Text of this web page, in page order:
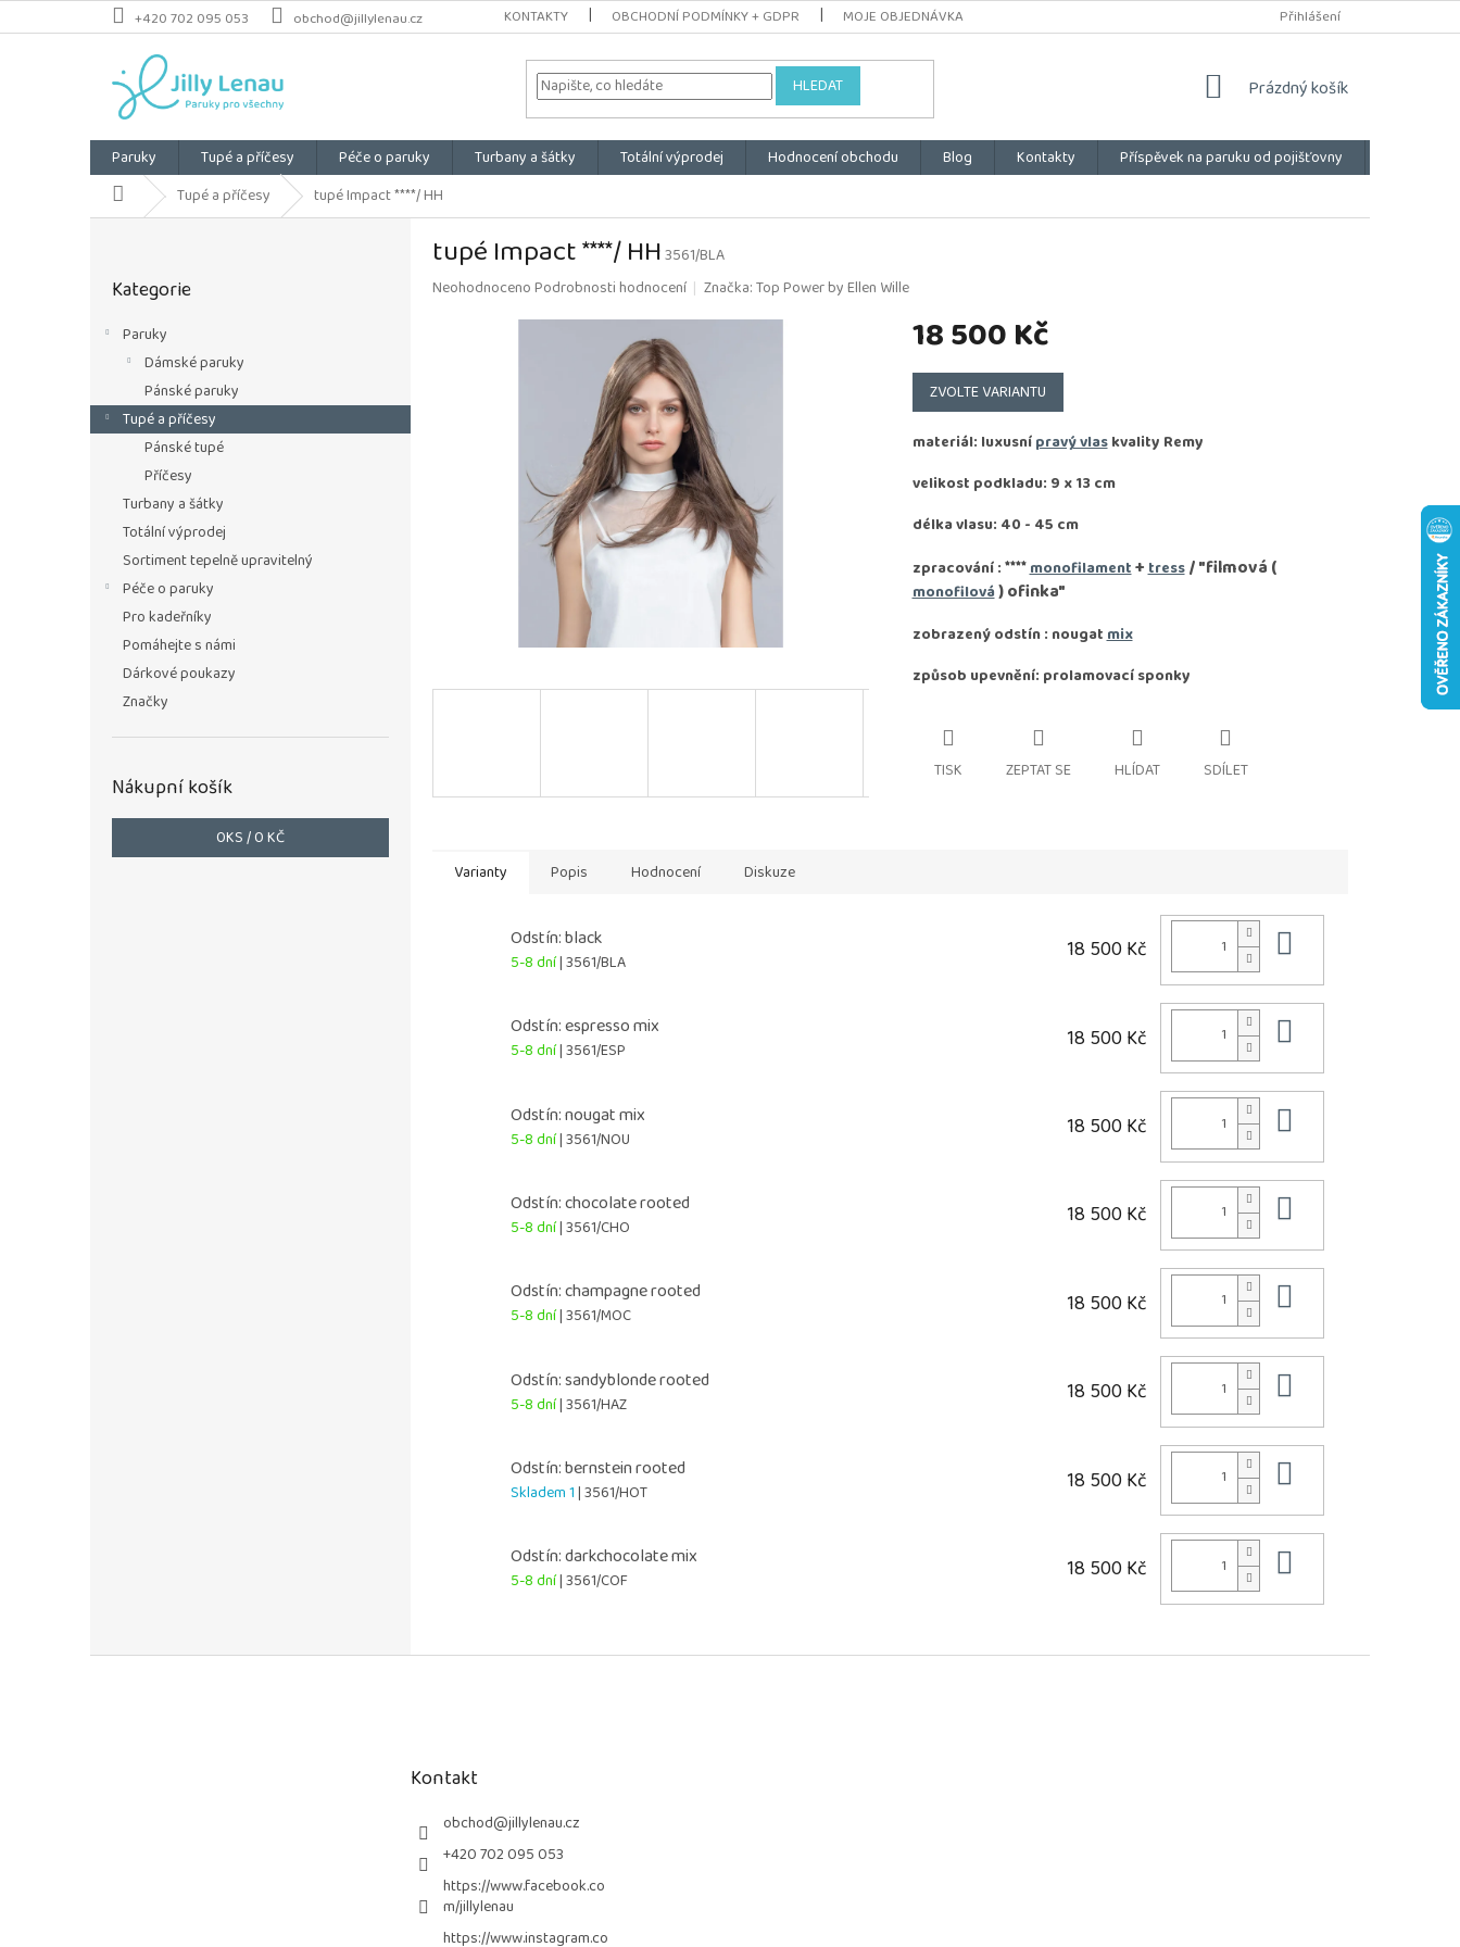
Přejít
na
+420 702 095 053 obchod@jillylenau.cz KONTAKTY OBCHODNÍ PODMÍNKY + GDPR MOJE OBJEDNÁVKA Přihlášení
HLEDAT
NÁKUPNÍ
Prázdný košík
Paruky Tupé a příčesy Péče o paruky Turbany a šátky Totální výprodej Hodnocení obchodu Blog Kontakty Příspěvek na paruku od pojišťovny
Domů Tupé a příčesy tupé Impact ****/ HH
P
n
p
kategorie
Kategorie
Paruky
Dámské paruky
Pánské paruky
Tupé a příčesy
Pánské tupé
Příčesy
Turbany a šátky
Totální výprodej
Sortiment tepelně upravitelný
Péče o paruky
Pro kadeřníky
Pomáhejte s námi
Dárkové poukazy
Značky
Nákupní košík
0KS /0 KČ
tupé Impact ****/ HH3561/BLA
Průměrné
NeohodnocenoPodrobnosti hodnocení Značka:Top Power by Ellen Wille
18 500 Kč
Měrná
cena:
ZVOLTE VARIANTU
materiál: luxusnípravý vlaskvality Remy
velikost podkladu: 9 x 13 cm
délka vlasu: 40 - 45 cm
zpracování :****monofilament+tress/ "filmová (
monofilová) ofinka"
zobrazený odstín : nougatmix
způsob upevnění: prolamovací sponky
TISK ZEPTAT SE HLÍDAT SDÍLET
Varianty Popis Hodnocení Diskuze
Odstín: black
5-8 dní| 3561/BLA 18 500 Kč
Odstín: espresso mix
5-8 dní| 3561/ESP 18 500 Kč
Odstín: nougat mix
5-8 dní| 3561/NOU 18 500 Kč
Odstín: chocolate rooted
5-8 dní| 3561/CHO 18 500 Kč
Odstín: champagne rooted
5-8 dní| 3561/MOC 18 500 Kč
Odstín: sandyblonde rooted
5-8 dní| 3561/HAZ 18 500 Kč
Odstín: bernstein rooted
Skladem 1| 3561/HOT 18 500 Kč
Odstín: darkchocolate mix
5-8 dní| 3561/COF 18 500 Kč
Kontakt
obchod@jillylenau.cz
+420 702 095 053
https://www.facebook.co
m/jillylenau
https://www.instagram.co